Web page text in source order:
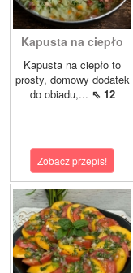
Kapusta na ciepło
Kapusta na ciepło to
prosty, domowy dodatek
do obiadu,... ⇖ 12
Zobacz przepis!